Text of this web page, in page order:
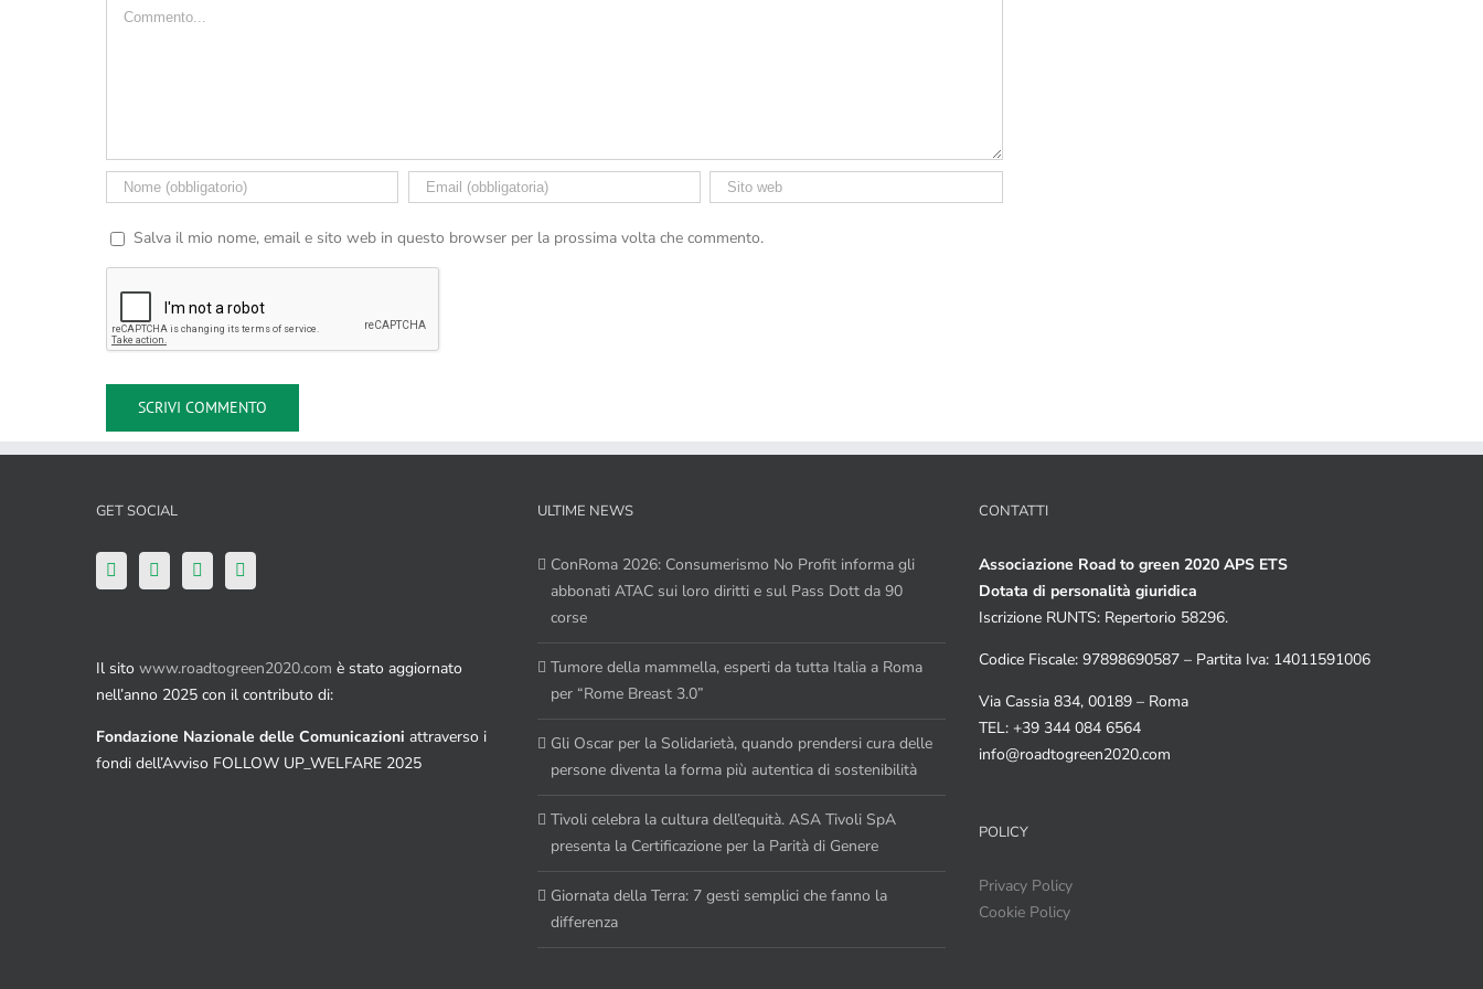
Commento
Salva il mio nome, email e sito web in questo browser per la prossima volta che commento.
GET SOCIAL
Il sito www.roadtogreen2020.com è stato aggiornato
nell’anno 2025 con il contributo di:
Fondazione Nazionale delle Comunicazioni attraverso i
fondi dell’Avviso FOLLOW UP_WELFARE 2025
ULTIME NEWS
ConRoma 2026: Consumerismo No Profit informa gli
abbonati ATAC sui loro diritti e sul Pass Dott da 90
corse
Tumore della mammella, esperti da tutta Italia a Roma
per “Rome Breast 3.0”
Gli Oscar per la Solidarietà, quando prendersi cura delle
persone diventa la forma più autentica di sostenibilità
Tivoli celebra la cultura dell’equità. ASA Tivoli SpA
presenta la Certificazione per la Parità di Genere
Giornata della Terra: 7 gesti semplici che fanno la
differenza
CONTATTI
Associazione Road to green 2020 APS ETS
Dotata di personalità giuridica
Iscrizione RUNTS: Repertorio 58296.
Codice Fiscale: 97898690587 – Partita Iva: 14011591006
Via Cassia 834, 00189 – Roma
TEL: +39 344 084 6564
info@roadtogreen2020.com
POLICY
Privacy Policy
Cookie Policy